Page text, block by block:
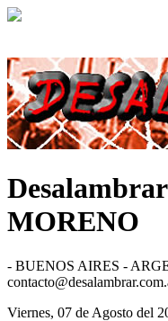
Desalambrar
MORENO
- BUENOS AIRES -
Viernes, 07 de Agosto del